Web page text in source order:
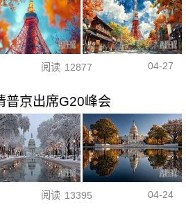
阅读 12877 04-27
普京出席G20峰会
阅读 13395 04-24